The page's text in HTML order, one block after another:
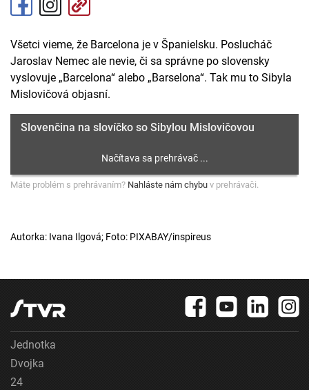
Všetci vieme, že Barcelona je v Španielsku. Poslucháč
Jaroslav Nemec ale nevie, či sa správne po slovensky
vyslovuje „Barcelona“ alebo „Barselona“. Tak mu to Sibyla
Mislovičová objasní.
Slovenčina na slovíčko so Sibylou Mislovičovou
Máte problém s prehrávaním? Nahláste nám chybu v prehrávači.
Autorka: Ivana Ilgová; Foto: PIXABAY/inspireus
Jednotka
Dvojka
24